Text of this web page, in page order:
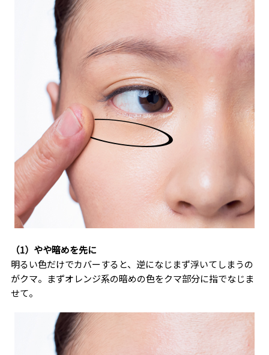
（1）やや暗めを先に
明るい色だけでカバーすると、逆になじまず浮いてしまうの
がクマ。まずオレンジ系の暗めの色をクマ部分に指でなじま
せて。